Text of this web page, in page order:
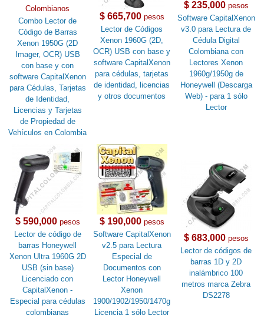
Colombianos
Combo Lector de
Código de Barras
Xenon 1950G (2D
Imager, OCR) USB
con base y con
software CapitalXenon
para Cédulas, Tarjetas
de Identidad,
Licencias y Tarjetas
de Propiedad de
Vehículos en Colombia
$ 665,700pesos
Lector de Códigos
Xenon 1960G (2D,
OCR) USB con base y
software CapitalXenon
para cédulas, tarjetas
de identidad, licencias
y otros documentos
$ 235,000pesos
Software CapitalXenon
v3.0 para Lectura de
Cédula Digital
Colombiana con
Lectores Xenon
1960g/1950g de
Honeywell (Descarga
Web) - para 1 sólo
Lector
$ 590,000pesos
Lector de código de
barras Honeywell
Xenon Ultra 1960G 2D
USB (sin base)
Licenciado con
CapitalXenon -
Especial para cédulas
colombianas
$ 190,000pesos
Software CapitalXenon
v2.5 para Lectura
Especial de
Documentos con
Lector Honeywell
Xenon
1900/1902/1950/1470g
Licencia 1 sólo Lector
$ 683,000pesos
Lector de códigos de
barras 1D y 2D
inalámbrico 100
metros marca Zebra
DS2278